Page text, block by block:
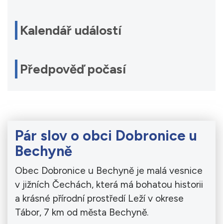
Kalendář událostí
Předpověď počasí
Pár slov o obci Dobronice u
Bechyně
Obec Dobronice u Bechyně je malá vesnice
v jižních Čechách, která má bohatou historii
a krásné přírodní prostředí Leží v okrese
Tábor, 7 km od města Bechyně.